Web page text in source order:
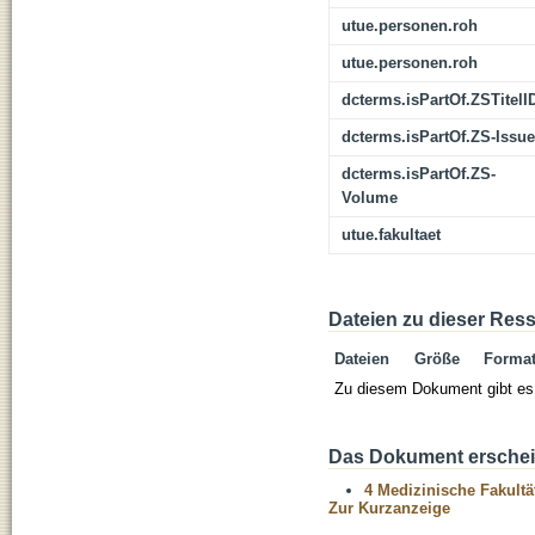
utue.personen.roh
utue.personen.roh
dcterms.isPartOf.ZS-Issue
dcterms.isPartOf.ZS-
Volume
utue.fakultaet
Dateien zu dieser
Dateien Größe
Format
Zu diesem Dokument gibt
Das Dokument
4 Medizinische
Zur Kurzanzeige